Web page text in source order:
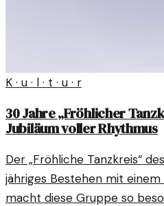
K · u · l · t · u · r
30 Jahre „Fröhlicher
Jubiläum voller Rhythmus
Der „Fröhliche Tanzkreis“
jähriges Bestehen mit
macht diese Gruppe so